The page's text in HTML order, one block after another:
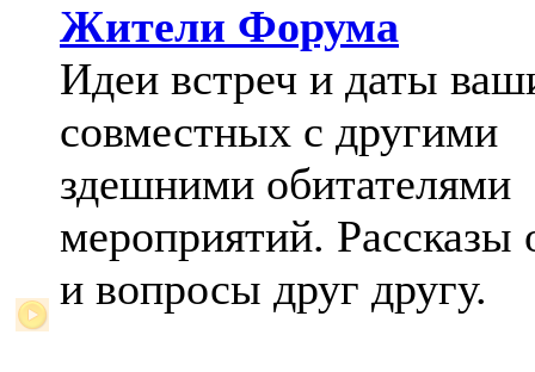
Жители Форума
Идеи встреч и даты
совместных с другими
здешними обитателями
мероприятий. Рассказы
и вопросы друг другу.